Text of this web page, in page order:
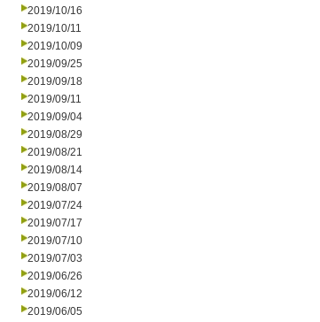
2019/10/16
2019/10/11
2019/10/09
2019/09/25
2019/09/18
2019/09/11
2019/09/04
2019/08/29
2019/08/21
2019/08/14
2019/08/07
2019/07/24
2019/07/17
2019/07/10
2019/07/03
2019/06/26
2019/06/12
2019/06/05